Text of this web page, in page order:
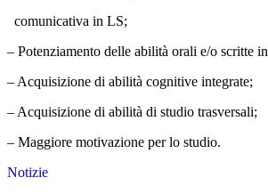
comunicativa in LS;
– Potenziamento delle abilità orali e/o scritte
– Acquisizione di abilità cognitive integrate;
– Acquisizione di abilità di studio trasversali;
– Maggiore motivazione per lo studio.
Notizie